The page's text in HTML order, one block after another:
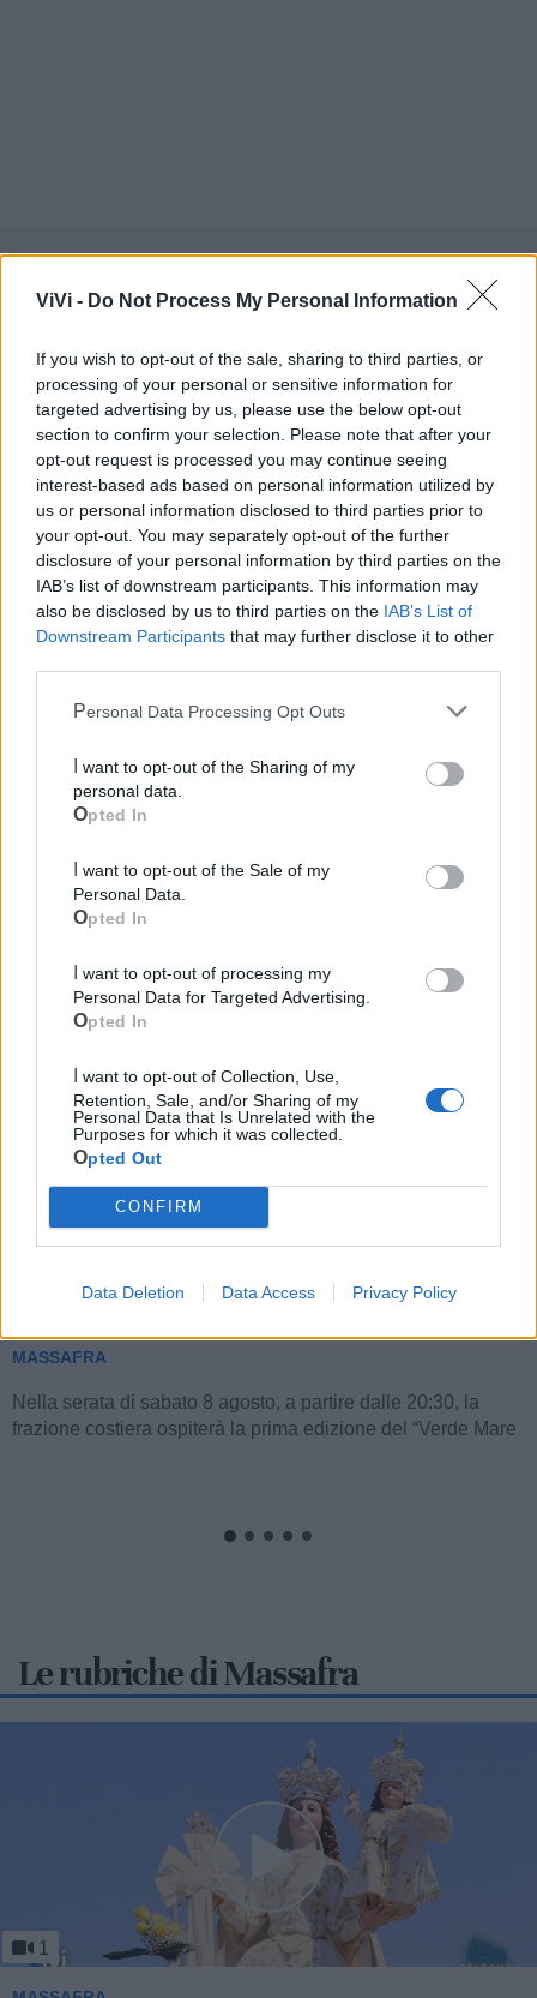
ViVi - Do Not Process My Personal Information
If you wish to opt-out of the sale, sharing to third parties, or
processing of your personal or sensitive information for
targeted advertising by us, please use the below opt-out
section to confirm your selection. Please note that after your
opt-out request is processed you may continue seeing
interest-based ads based on personal information utilized by
us or personal information disclosed to third parties prior to
your opt-out. You may separately opt-out of the further
disclosure of your personal information by third parties on the
IAB’s list of downstream participants. This information may
also be disclosed by us to third parties on the IAB’s List of
Downstream Participants that may further disclose it to other
Personal Data Processing Opt Outs
personal data.
Opted In
Personal Data.
Opted In
Personal Data for Targeted Advertising.
Opted In
Retention, Sale, and/or Sharing of my
Personal Data that Is Unrelated with the
Purposes for which it was collected.
Opted Out
CONFIRM
Data Deletion Data Access Privacy Policy
Cia Agricoltori Italiani | Puglia - Area Due
Mari
Due Mari
Le ultime notizie di Massafra
notte dei Vasconnessi
MASSAFRA
Nella serata di sabato 8 agosto, a partire dalle 20:30, la
frazione costiera ospiterà la prima edizione del “Verde Mare
Le rubriche di Massafra
1